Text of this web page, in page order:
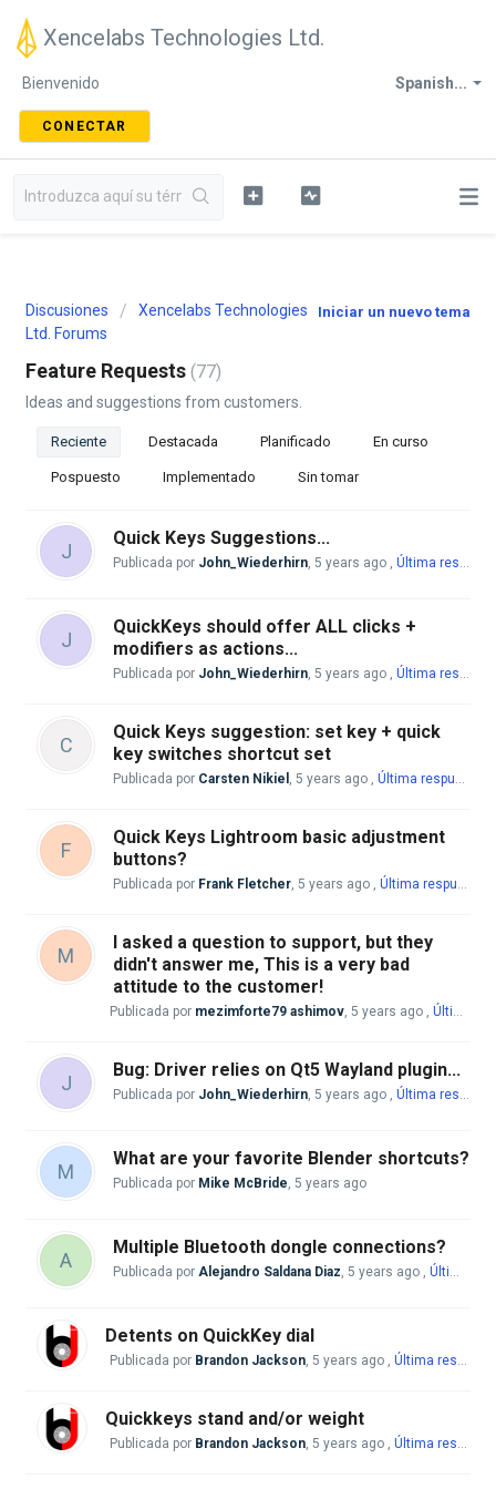
Xencelabs Technologies Ltd.
Spanish...
Bienvenido
CONECTAR
Iniciar un nuevo tema
Discusiones
Xencelabs Technologies
Ltd. Forums
Feature Requests 77
Ideas and suggestions from customers.
Reciente Destacada Planificado En curso
Pospuesto Implementado Sin tomar
J
Quick Keys Suggestions...
Publicada por John_Wiederhirn, 5 years ago , Última respuesta
J
QuickKeys should offer ALL clicks +
modifiers as actions...
Publicada por John_Wiederhirn, 5 years ago , Última respuesta
C
Quick Keys suggestion: set key + quick
key switches shortcut set
Publicada por Carsten Nikiel , 5 years ago , Última respuesta
F
Quick Keys Lightroom basic adjustment
buttons?
Publicada por Frank Fletcher, 5 years ago , Última respuesta
M
I asked a question to support, but they
didn't answer me, This is a very bad
attitude to the customer!
Publicada por mezimforte79 ashimov, 5 years ago , Última respuesta
J
Bug: Driver relies on Qt5 Wayland plugin...
Publicada por John_Wiederhirn, 5 years ago , Última respuesta
M
What are your favorite Blender shortcuts?
Publicada por Mike McBride, 5 years ago
A
Multiple Bluetooth dongle connections?
Publicada por Alejandro Saldana Diaz, 5 years ago , Última respuesta
Detents on QuickKey dial
Publicada por Brandon Jackson, 5 years ago , Última respuesta
Quickkeys stand and/or weight
Publicada por Brandon Jackson, 5 years ago , Última respuesta